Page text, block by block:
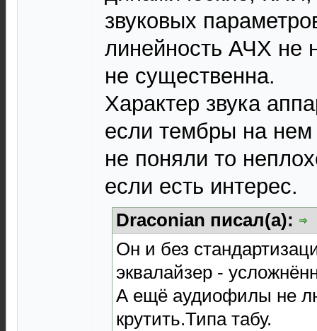
звуковых
линейность АЧХ не
не существенна.
Характер звука
если тембры на нем
не поняли то
если есть интерес.
Draconian писал(а):
Он и без
эквалайзер -
А ещё аудиофилы не
крутить.Типа табу.